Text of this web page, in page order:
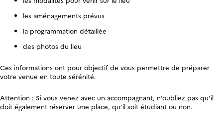
les aménagements prévus
la programmation détaillée
des photos du lieu
Ces informations ont pour objectif de vous permettre de préparer
votre venue en toute sérénité.
Attention : Si vous venez avec un accompagnant, n’oubliez pas qu’il
doit également réserver une place, qu’il soit étudiant ou non.